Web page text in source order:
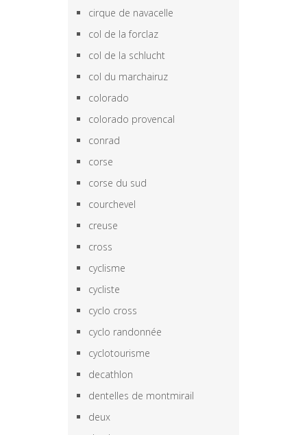
cirque de navacelle
col de la forclaz
col de la schlucht
col du marchairuz
colorado
colorado provencal
conrad
corse
corse du sud
courchevel
creuse
cross
cyclisme
cycliste
cyclo cross
cyclo randonnée
cyclotourisme
decathlon
dentelles de montmirail
deux